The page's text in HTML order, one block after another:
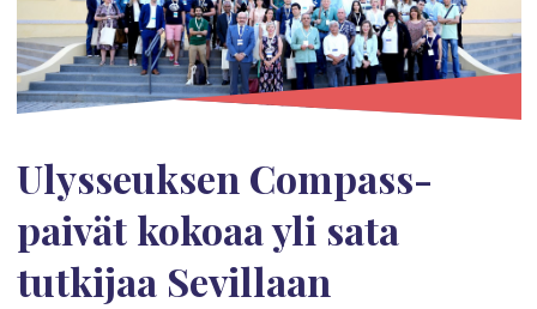
Ulysseuksen Compass-
paivät kokoaa yli sata
tutkijaa Sevillaan